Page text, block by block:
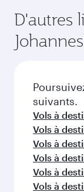
D'autres
suivants.
Vols à
Vols à
Vols à
Vols à
Vols à
Vols à